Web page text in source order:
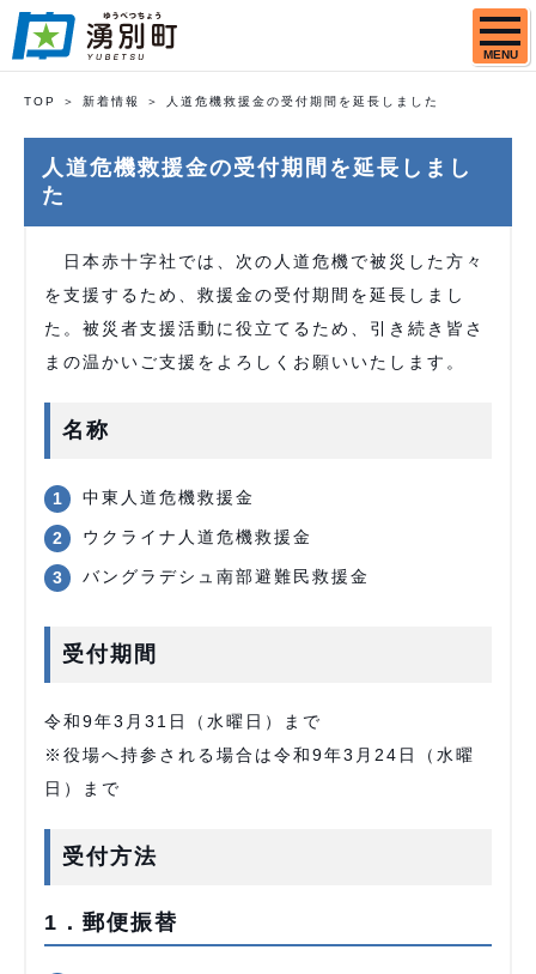
MENU
TOP 新着情報 人道危機救援金の受付期間を延長しました
人道危機救援金の受付期間を延長しまし
た
日本赤十字社では、次の人道危機で被災した方々
を支援するため、救援金の受付期間を延長しまし
た。被災者支援活動に役立てるため、引き続き皆さ
まの温かいご支援をよろしくお願いいたします。
名称
中東人道危機救援金
ウクライナ人道危機救援金
バングラデシュ南部避難民救援金
受付期間
令和9年3月31日（水曜日）まで
※役場へ持参される場合は令和9年3月24日（水曜
日）まで
受付方法
1．郵便振替